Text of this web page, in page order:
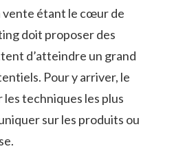
vente étant le cœur de
doit proposer des
d’atteindre un grand
Pour y arriver, le
techniques les plus
sur les produits ou